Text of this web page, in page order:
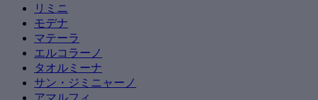
リミニ
モデナ
マテーラ
エルコラーノ
タオルミーナ
サン・ジミニャーノ
アマルフィ